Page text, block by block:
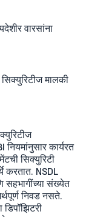
वारसांना
मालकी
नियमांनुसार कार्यरत
सिक्युरिटी
करतात. NSDL
सहभागींच्या संख्येत
निवड नसते.